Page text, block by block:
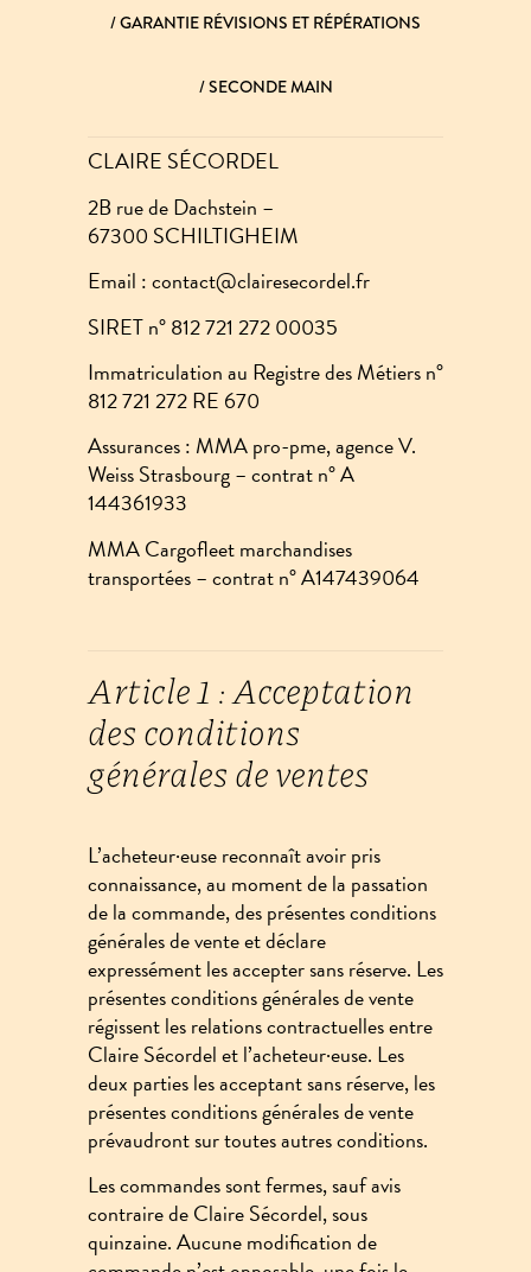
/GARANTIE RÉVISIONS ET RÉPÉRATIONS
/SECONDE MAIN
CLAIRE SÉCORDEL
2B rue de Dachstein –
67300 SCHILTIGHEIM
Email :contact@clairesecordel.fr
SIRET n° 812 721 272 00035
Immatriculation au Registre des Métiers n°
812 721 272 RE 670
Assurances : MMA pro-pme, agence V.
Weiss Strasbourg – contrat n° A
144361933
MMA Cargofleet marchandises
transportées – contrat n° A147439064
Article 1 : Acceptation
des conditions
générales de ventes
L’acheteur·euse reconnaît avoir pris
connaissance, au moment de la passation
de la commande, des présentes conditions
générales de vente et déclare
expressément les accepter sans réserve. Les
présentes conditions générales de vente
régissent les relations contractuelles entre
Claire Sécordel et l’acheteur·euse. Les
deux parties les acceptant sans réserve, les
présentes conditions générales de vente
prévaudront sur toutes autres conditions.
Les commandes sont fermes, sauf avis
contraire de Claire Sécordel, sous
quinzaine. Aucune modification de